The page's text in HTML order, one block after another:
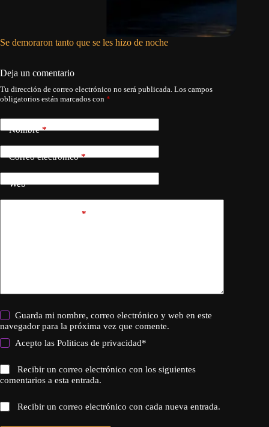
Se demoraron tanto que se les hizo de noche
Deja un comentario
Tu dirección de correo electrónico no será publicada. Los campos
obligatorios están marcados con *
Nombre*
Correo electrónico*
Web
*
Guarda mi nombre, correo electrónico y web en este
navegador para la próxima vez que comente.
Acepto lasPoliticas de privacidad*
Recibir un correo electrónico con los siguientes
comentarios a esta entrada.
Recibir un correo electrónico con cada nueva entrada.